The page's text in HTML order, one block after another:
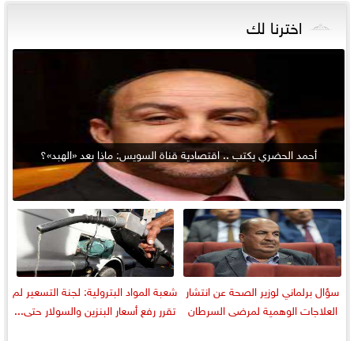
اخترنا لك
أحمد الحضري يكتب .. اقتصادية قناة السويس: ماذا بعد «الهبد»؟
سؤال برلماني لوزير الصحة عن انتشار
العلاجات الوهمية لمرضى السرطان
شعبة المواد البترولية: لجنة التسعير لم
تقرر رفع أسعار البنزين والسولار حتى...